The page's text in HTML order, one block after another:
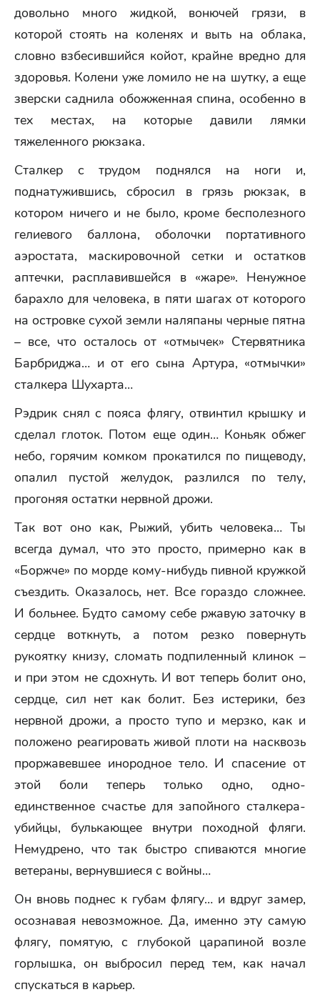
довольно много жидкой, вонючей грязи, в
которой стоять на коленях и выть на облака,
словно взбесившийся койот, крайне вредно для
здоровья. Колени уже ломило не на шутку, а еще
зверски саднила обожженная спина, особенно в
тех местах, на которые давили лямки
тяжеленного рюкзака.
Сталкер с трудом поднялся на ноги и,
поднатужившись, сбросил в грязь рюкзак, в
котором ничего и не было, кроме бесполезного
гелиевого баллона, оболочки портативного
аэростата, маскировочной сетки и остатков
аптечки, расплавившейся в «жаре». Ненужное
барахло для человека, в пяти шагах от которого
на островке сухой земли наляпаны черные пятна
– все, что осталось от «отмычек» Стервятника
Барбриджа… и от его сына Артура, «отмычки»
сталкера Шухарта…
Рэдрик снял с пояса флягу, отвинтил крышку и
сделал глоток. Потом еще один… Коньяк обжег
небо, горячим комком прокатился по пищеводу,
опалил пустой желудок, разлился по телу,
прогоняя остатки нервной дрожи.
Так вот оно как, Рыжий, убить человека… Ты
всегда думал, что это просто, примерно как в
«Боржче» по морде кому-нибудь пивной кружкой
съездить. Оказалось, нет. Все гораздо сложнее.
И больнее. Будто самому себе ржавую заточку в
сердце воткнуть, а потом резко повернуть
рукоятку книзу, сломать подпиленный клинок –
и при этом не сдохнуть. И вот теперь болит оно,
сердце, сил нет как болит. Без истерики, без
нервной дрожи, а просто тупо и мерзко, как и
положено реагировать живой плоти на насквозь
проржавевшее инородное тело. И спасение от
этой боли теперь только одно, одно-
единственное счастье для запойного сталкера-
убийцы, булькающее внутри походной фляги.
Немудрено, что так быстро спиваются многие
ветераны, вернувшиеся с войны…
Он вновь поднес к губам флягу… и вдруг замер,
осознавая невозможное. Да, именно эту самую
флягу, помятую, с глубокой царапиной возле
горлышка, он выбросил перед тем, как начал
спускаться в карьер.